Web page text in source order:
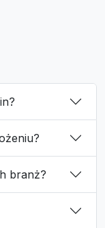
branż?